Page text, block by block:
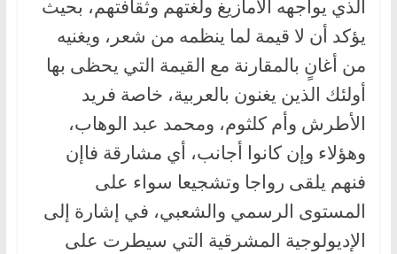
الذي يواجهه الامازيغ ولغتهم وثقافتهم، بحيث
يؤكد أن لا قيمة لما ينظمه من شعر، ويغنيه
من أغانٍ بالمقارنة مع القيمة التي يحظى بها
أولئك الذين يغنون بالعربية، خاصة فريد
الأطرش وأم كلثوم، ومحمد عبد الوهاب،
وهؤلاء وإن كانوا أجانب، أي مشارقة فاإن
فنهم يلقى رواجا وتشجيعا سواء على
المستوى الرسمي والشعبي، في إشارة إلى
الإديولوجية المشرقية التي سيطرت على